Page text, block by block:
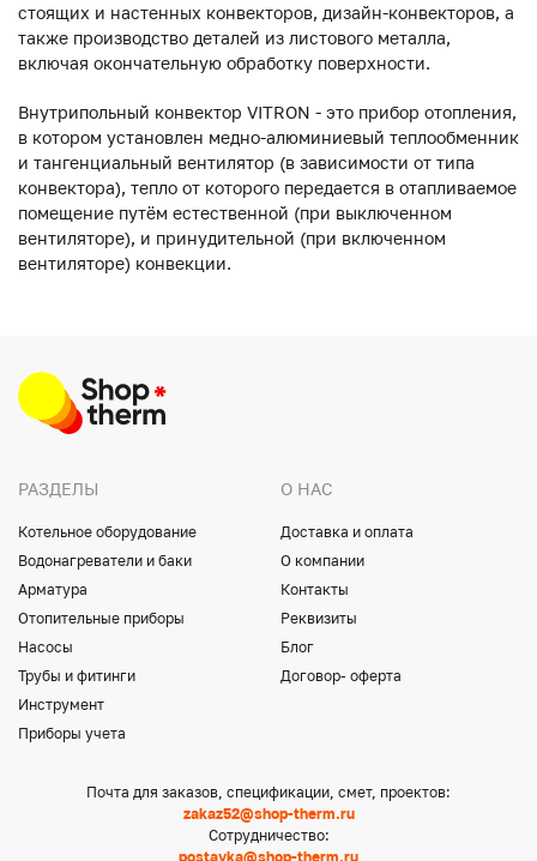
стоящих и настенных конвекторов, дизайн-конвекторов, а
также производство деталей из листового металла,
включая окончательную обработку поверхности.
Внутрипольный конвектор VITRON - это прибор отопления,
в котором установлен медно-алюминиевый теплообменник
и тангенциальный вентилятор (в зависимости от типа
конвектора), тепло от которого передается в отапливаемое
помещение путём естественной (при выключенном
вентиляторе), и принудительной (при включенном
вентиляторе) конвекции.
РАЗДЕЛЫ
Котельное оборудование
Водонагреватели и баки
Арматура
Отопительные приборы
Насосы
Трубы и фитинги
Инструмент
Приборы учета
О НАС
Доставка и оплата
О компании
Контакты
Реквизиты
Блог
Договор- оферта
Почта для заказов, спецификации, смет, проектов:
zakaz52@shop-therm.ru
Сотрудничество:
postavka@shop-therm.ru